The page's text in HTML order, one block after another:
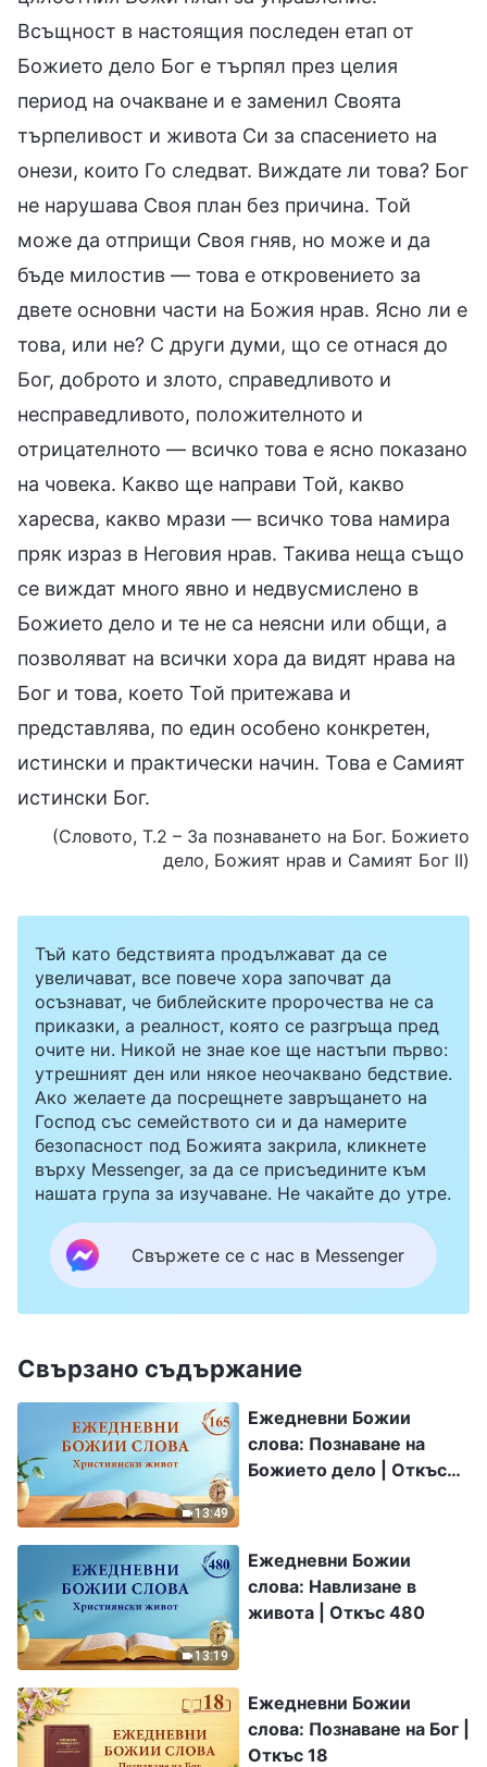
Всъщност в настоящия последен етап от
Божието дело Бог е търпял през целия
период на очакване и е заменил Своята
търпеливост и живота Си за спасението на
онези, които Го следват. Виждате ли това? Бог
не нарушава Своя план без причина. Той
може да отприщи Своя гняв, но може и да
бъде милостив — това е откровението за
двете основни части на Божия нрав. Ясно ли е
това, или не? С други думи, що се отнася до
Бог, доброто и злото, справедливото и
несправедливото, положителното и
отрицателното — всичко това е ясно показано
на човека. Какво ще направи Той, какво
харесва, какво мрази — всичко това намира
пряк израз в Неговия нрав. Такива неща също
се виждат много явно и недвусмислено в
Божието дело и те не са неясни или общи, а
позволяват на всички хора да видят нрава на
Бог и това, което Той притежава и
представлява, по един особено конкретен,
истински и практически начин. Това е Самият
истински Бог.
(Словото, Т.2 – За познаването на Бог. Божието
дело, Божият нрав и Самият Бог II)
Тъй като бедствията продължават да се
увеличават, все повече хора започват да
осъзнават, че библейските пророчества не са
приказки, а реалност, която се разгръща пред
очите ни. Никой не знае кое ще настъпи първо:
утрешният ден или някое неочаквано бедствие.
Ако желаете да посрещнете завръщането на
Господ със семейството си и да намерите
безопасност под Божията закрила, кликнете
върху Messenger, за да се присъедините към
нашата група за изучаване. Не чакайте до утре.
Свържете се с нас в Messenger
Свързано съдържание
13:49
Ежедневни Божии
слова: Познаване на
Божието дело | Откъс
13:19
Ежедневни Божии
слова: Навлизане в
живота | Откъс 480
Ежедневни Божии
слова: Познаване на Бог |
Откъс 18